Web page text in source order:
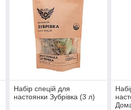
Набір спецій для
настоянки Зубрівка (3 л)